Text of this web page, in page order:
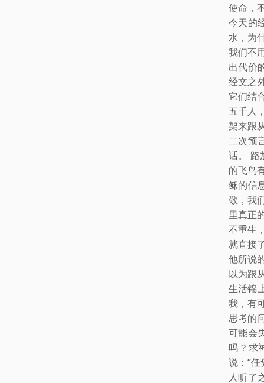
使命，
今天的
水，为
我们不
出代价
经文之
它们结
五千人
架来跟
二次预
话。 路
的飞鸟
稣的信
敬，我
里真正
不重生
就直接
他所说
以为跟
生活锦
我，有
思考的
可能会
吗？求
说：“
人听了